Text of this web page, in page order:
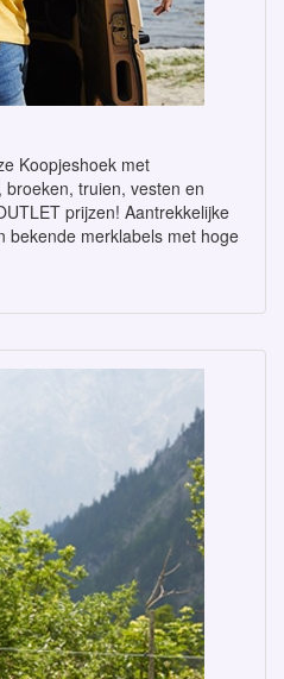
Koopjeshoek met
truien, vesten en
prijzen! Aantrekkelijke
bekende merklabels met hoge